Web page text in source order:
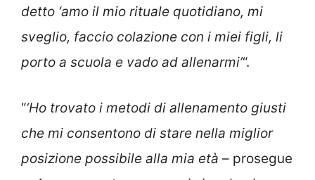
detto ‘amo il mio rituale quotidiano, mi
sveglio, faccio colazione con i miei figli, li
porto a scuola e vado ad allenarmi’“.
“‘Ho trovato i metodi di allenamento giusti
che mi consentono di stare nella miglior
posizione possibile alla mia età – prosegue